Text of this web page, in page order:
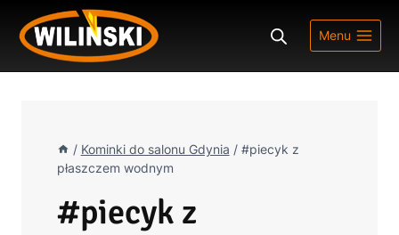
Przejdź
treści
Menu
/ Kominki do salonu Gdynia / #piecyk z
płaszczem wodnym
#piecyk z